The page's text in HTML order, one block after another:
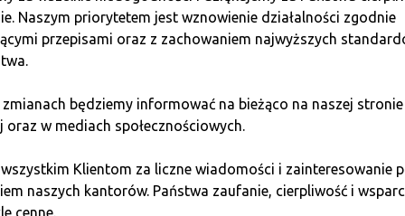
rolę w sektorze stablecoinów. Sieć ta jest najczęściej
krytyczną dla rynków wschodzących. Ta realna, stała
w Czasie Korekty
Naszym priorytetem jest wznowienie działalności zgodnie
przepisami oraz z zachowaniem najwyższych
zmianach będziemy informować na bieżąco na naszej stronie
oraz w mediach społecznościowych.
Klientom za liczne wiadomości i zainteresowanie
naszych kantorów. Państwa zaufanie, cierpliwość i
cenne.